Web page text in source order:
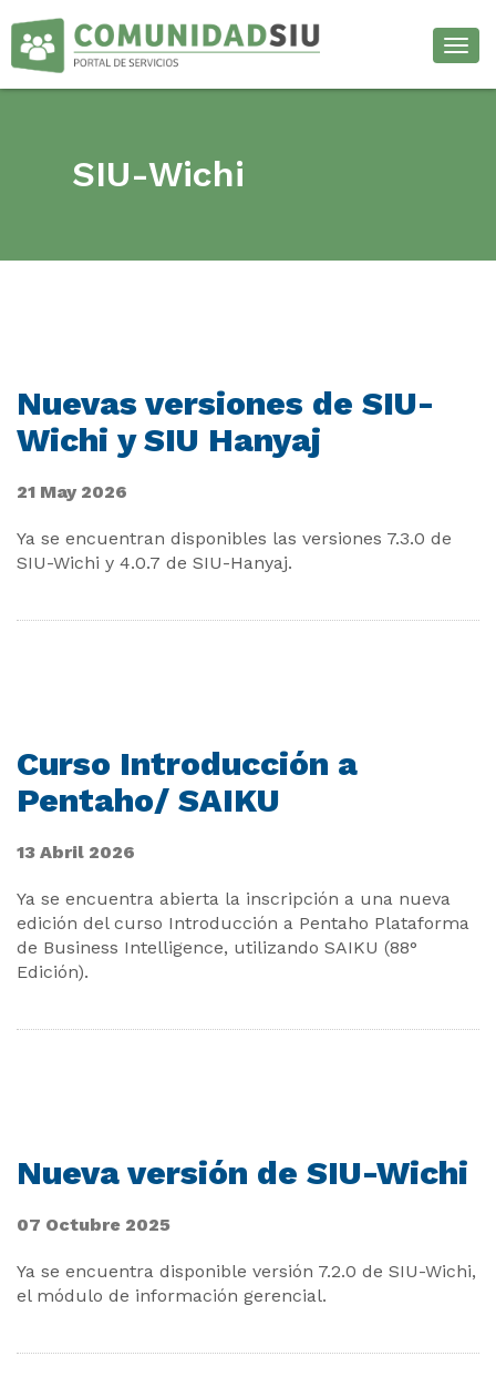
SIU-Wichi
Nuevas versiones de SIU-
Wichi y SIU Hanyaj
21 May 2026
Ya se encuentran disponibles las versiones 7.3.0 de
SIU-Wichi y 4.0.7 de SIU-Hanyaj.
Curso Introducción a
Pentaho/ SAIKU
13 Abril 2026
Ya se encuentra abierta la inscripción a una nueva
edición del curso Introducción a Pentaho Plataforma
de Business Intelligence, utilizando SAIKU (88°
Edición).
Nueva versión de SIU-Wichi
07 Octubre 2025
Ya se encuentra disponible versión 7.2.0 de SIU-Wichi,
el módulo de información gerencial.